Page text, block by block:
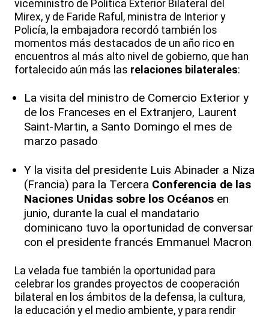
viceministro de Política Exterior Bilateral del
Mirex, y de Faride Raful, ministra de Interior y
Policía, la embajadora recordó también los
momentos más destacados de un año rico en
encuentros al más alto nivel de gobierno, que han
fortalecido aún más las relaciones bilaterales:
La visita del ministro de Comercio Exterior y
de los Franceses en el Extranjero, Laurent
Saint-Martin, a Santo Domingo el mes de
marzo pasado
Y la visita del presidente Luis Abinader a Niza
(Francia) para la Tercera Conferencia de las
Naciones Unidas sobre los Océanos en
junio, durante la cual el mandatario
dominicano tuvo la oportunidad de conversar
con el presidente francés Emmanuel Macron
La velada fue también la oportunidad para
celebrar los grandes proyectos de cooperación
bilateral en los ámbitos de la defensa, la cultura,
la educación y el medio ambiente, y para rendir